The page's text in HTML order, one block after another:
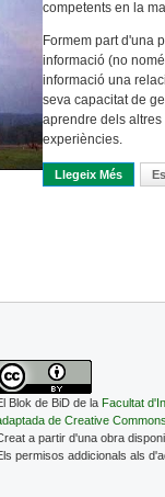
competents en la
Formem part d'una
informació (no
informació una
seva capacitat de
aprendre dels
experiències.
Llegeix Més Sobre
Blok de BiD de la Facultat
de Creative
a partir d'una obra
permisos addicionals als